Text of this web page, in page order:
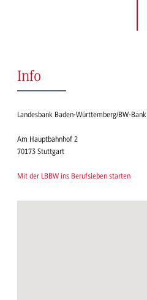
Info
Landesbank Baden-Württemberg/BW-Bank
Am Hauptbahnhof 2
70173 Stuttgart
Mit der LBBW ins Berufsleben starten